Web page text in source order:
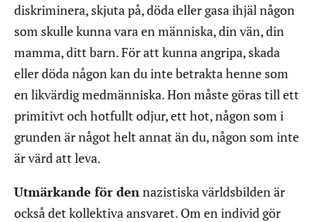
diskriminera, skjuta på, döda eller gasa ihjäl någon
som skulle kunna vara en människa, din vän, din
mamma, ditt barn. För att kunna angripa, skada
eller döda någon kan du inte betrakta henne som
en likvärdig medmänniska. Hon måste göras till ett
primitivt och hotfullt odjur, ett hot, någon som i
grunden är något helt annat än du, någon som inte
är värd att leva.
Utmärkande för dennazistiska världsbilden är
också det kollektiva ansvaret. Om en individ gör